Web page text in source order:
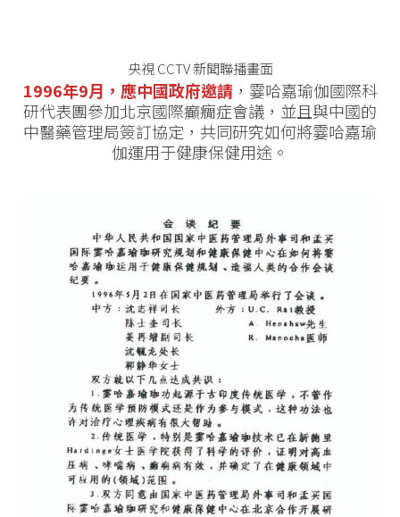
央視 CCTV 新聞聯播畫面
1996年9月，應中國政府邀請，霎哈嘉瑜伽國際科
研代表團參加北京國際癲癇症會議，並且與中國的
中醫藥管理局簽訂協定，共同研究如何將霎哈嘉瑜
伽運用于健康保健用途。